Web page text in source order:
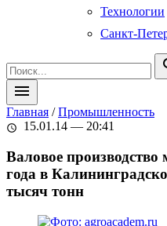
Технологии
Санкт-
menu
Главная /Промышленность
schedule 15.01.14 — 20:41
Валовое
года в
тысяч тонн